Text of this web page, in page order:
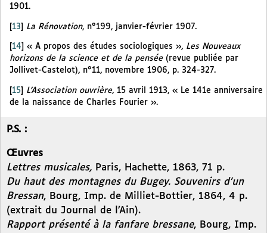
1901.
[13] La Rénovation, n°199, janvier-février 1907.
14 « A propos des études sociologiques », Les Nouveaux
horizons de la science et de la pensée(revue publiée par
Jollivet-Castelot), n°11, novembre 1906, p. 324-327.
15 L’Association ouvrière, 15 avril 1913, « Le 141e anniversaire
de la naissance de Charles Fourier ».
P.S. :
Œuvres
Lettres musicales, Paris, Hachette, 1863, 71 p.
Du haut des montagnes du Bugey. Souvenirs d’un
Bressan, Bourg, Imp. de Milliet-Bottier, 1864, 4 p.
(extrait du Journal de l’Ain).
Rapport présenté à la fanfare bressane, Bourg, Imp.